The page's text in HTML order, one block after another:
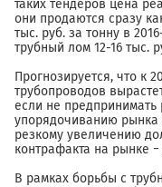
таких тендеров цена
они продаются сразу
тыс. руб. за тонну в
трубный лом 12-16 тыс.
Прогнозируется, что к
трубопроводов
если не
упорядочиванию рынка
резкому увеличению
контрафакта на рынке −
В рамках борьбы с